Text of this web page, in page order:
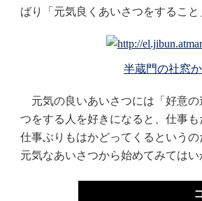
ばり「元気良くあいさつをすること
半蔵門の社窓
元気の良いあいさつには「好意の
つをする人を好きになると、仕事
仕事ぶりもはかどってくるという
元気なあいさつから始めてみてはい